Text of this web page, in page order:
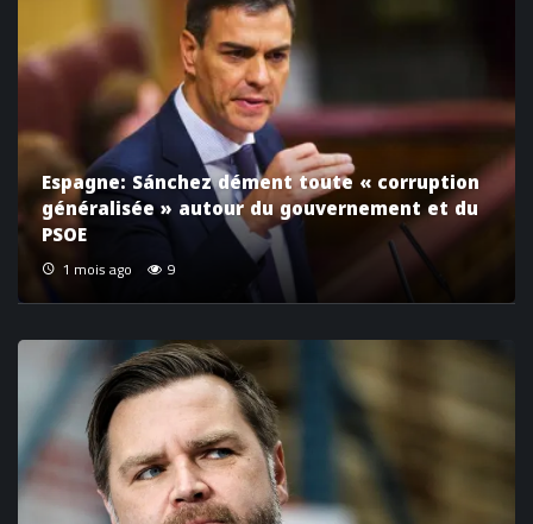
Espagne: Sánchez dément toute « corruption
généralisée » autour du gouvernement et du
PSOE
1 mois ago 9